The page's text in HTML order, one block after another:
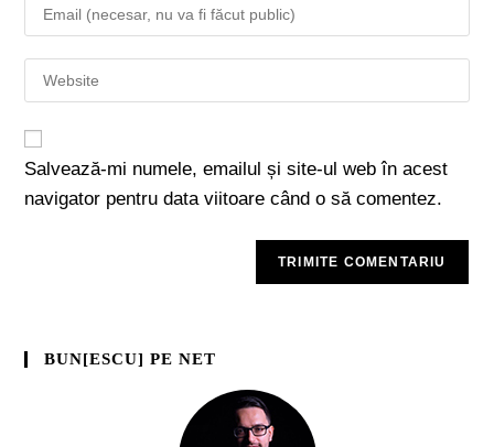
Salvează-mi numele, emailul și site-ul web în acest
navigator pentru data viitoare când o să comentez.
BUN[ESCU] PE NET